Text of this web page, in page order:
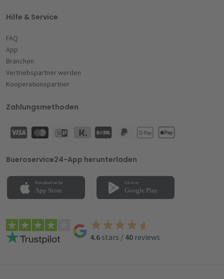
Hilfe & Service
FAQ
App
Branchen
Vertriebspartner werden
Kooperationspartner
Zahlungsmethoden
Bueroservice24-App herunterladen
4.6stars / 40 reviews